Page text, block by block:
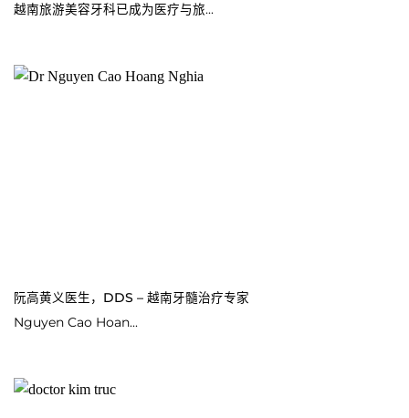
越南旅游美容牙科已成为医疗与旅...
阮高黄义医生，DDS – 越南牙髓治疗专家
Nguyen Cao Hoan...